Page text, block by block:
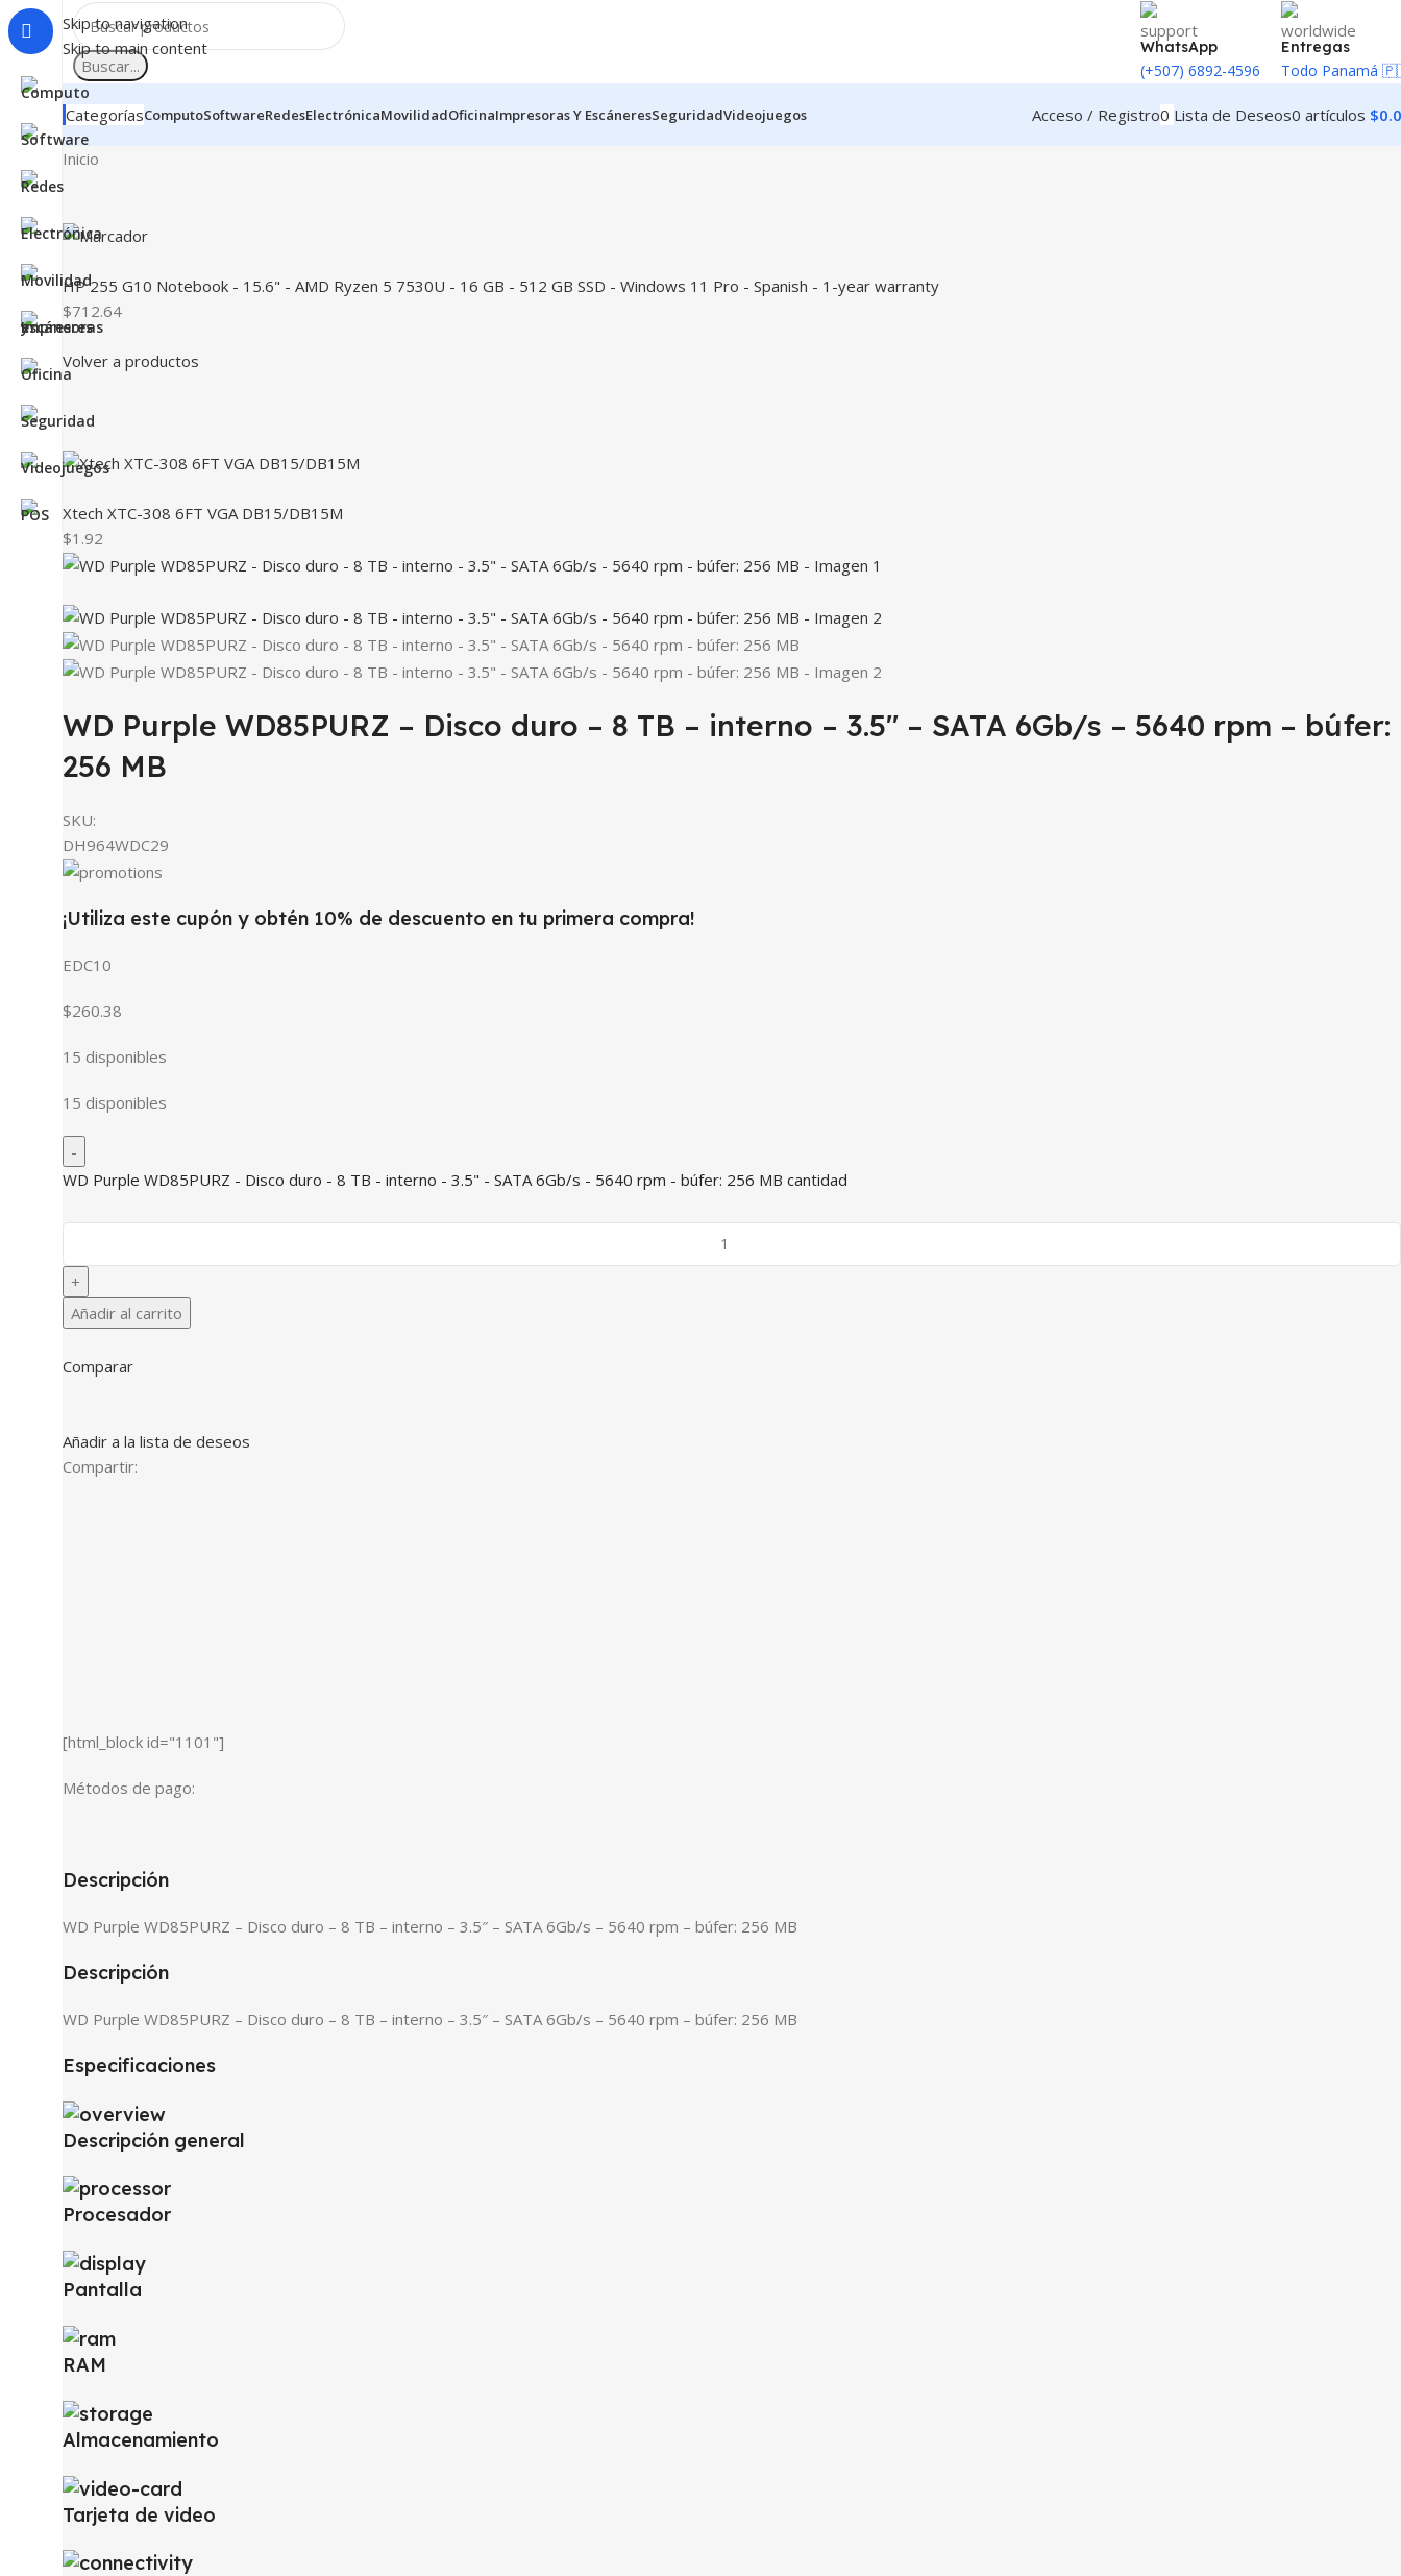
Skip to navigation
Skip to main content
Buscar...
WhatsApp
(+507) 6892-4596
Entregas
Todo Panamá
CategoríasComputoSoftwareRedesElectrónicaMovilidadOficinaImpresoras Y EscáneresSeguridadVideojuegos Acceso / Registro0 Lista de Deseos0 artículos $
Inicio
HP 255 G10 Notebook - 15.6" - AMD Ryzen 5 7530U - 16 GB - 512 GB SSD - Windows 11 Pro - Spanish - 1-year warranty
$712.64
Volver a productos
Xtech XTC-308 6FT VGA DB15/DB15M
$1.92
WD Purple WD85PURZ – Disco duro – 8 TB – interno – 3.5″ – SATA 6Gb/s – 5640 rpm – búfer:
256 MB
SKU:
DH964WDC29
¡Utiliza este cupón y obtén 10% de descuento en tu primera compra!
EDC10
$260.38
15 disponibles
15 disponibles
WD Purple WD85PURZ - Disco duro - 8 TB - interno - 3.5" - SATA 6Gb/s - 5640 rpm - búfer: 256 MB cantidad
Añadir al carrito
Comparar
Añadir a la lista de deseos
Compartir:
[html_block id="1101"]
Métodos de pago:
Descripción
WD Purple WD85PURZ – Disco duro – 8 TB – interno – 3.5″ – SATA 6Gb/s – 5640 rpm – búfer: 256 MB
Descripción
WD Purple WD85PURZ – Disco duro – 8 TB – interno – 3.5″ – SATA 6Gb/s – 5640 rpm – búfer: 256 MB
Especificaciones
Descripción general
Procesador
Pantalla
RAM
Almacenamiento
Tarjeta de video